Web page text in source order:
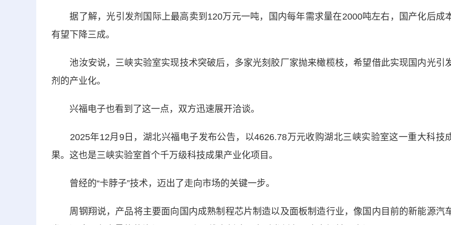
据了解，光引发剂国际上最高卖到120万元一吨，国内每年需求量在2000吨左右，国产化后成
有望下降三成。
池汝安说，三峡实验室实现技术突破后，多家光刻胶厂家抛来橄榄枝，希望借此实现国内光引
剂的产业化。
兴福电子也看到了这一点，双方迅速展开洽谈。
2025年12月9日，湖北兴福电子发布公告，以4626.78万元收购湖北三峡实验室这一重大科技
果。这也是三峡实验室首个千万级科技成果产业化项目。
曾经的“卡脖子”技术，迈出了走向市场的关键一步。
周钢翔说，产品将主要面向国内成熟制程芯片制造以及面板制造行业，像国内目前的新能源汽